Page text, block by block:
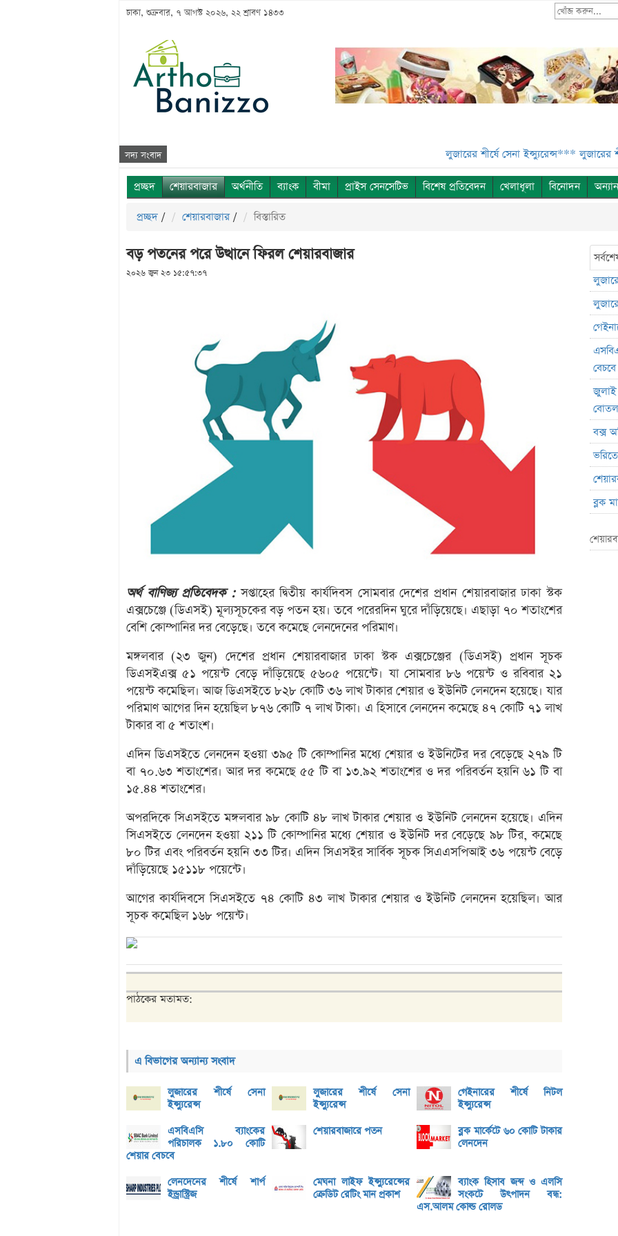
ঢাকা, শুক্রবার, ৭ আগস্ট ২০২৬, ২২ শ্রাবণ ১৪৩৩
সদ্য সংবাদ লুজারের শীর্ষে সেনা ইন্স্যুরেন্স*** লুজারের শীর্ষে
প্রচ্ছদ শেয়ারবাজার অর্থনীতি ব্যাংক বীমা প্রাইস সেনসেটিভ বিশেষ প্রতিবেদন খেলাধূলা বিনোদন
প্রচ্ছদ / শেয়ারবাজার / বিস্তারিত
বড় পতনের পরে উত্থানে ফিরল শেয়ারবাজার
২০২৬ জুন ২৩ ১৫:৫৭:৩৭
অর্থ বাণিজ্য প্রতিবেদক :সপ্তাহের দ্বিতীয় কার্যদিবস সোমবার দেশের প্রধান শেয়ারবাজার ঢাকা স্টক
এক্সচেঞ্জে (ডিএসই) মূল্যসূচকের বড় পতন হয়। তবে পরেরদিন ঘুরে দাঁড়িয়েছে। এছাড়া ৭০ শতাংশের
বেশি কোম্পানির দর বেড়েছে। তবে কমেছে লেনদেনের পরিমাণ।
মঙ্গলবার (২৩ জুন) দেশের প্রধান শেয়ারবাজার ঢাকা স্টক এক্সচেঞ্জের (ডিএসই) প্রধান সূচক
ডিএসইএক্স ৫১ পয়েন্ট বেড়ে দাঁড়িয়েছে ৫৬০৫ পয়েন্টে। যা সোমবার ৮৬ পয়েন্ট ও রবিবার ২১
পয়েন্ট কমেছিল। আজ ডিএসইতে ৮২৮ কোটি ৩৬ লাখ টাকার শেয়ার ও ইউনিট লেনদেন হয়েছে। যার
পরিমাণ আগের দিন হয়েছিল ৮৭৬ কোটি ৭ লাখ টাকা। এ হিসাবে লেনদেন কমেছে ৪৭ কোটি ৭১ লাখ
টাকার বা ৫ শতাংশ।
এদিন ডিএসইতে লেনদেন হওয়া ৩৯৫ টি কোম্পানির মধ্যে শেয়ার ও ইউনিটের দর বেড়েছে ২৭৯ টি
বা ৭০.৬৩ শতাংশের। আর দর কমেছে ৫৫ টি বা ১৩.৯২ শতাংশের ও দর পরিবর্তন হয়নি ৬১ টি বা
১৫.৪৪ শতাংশের।
অপরদিকে সিএসইতে মঙ্গলবার ৯৮ কোটি ৪৮ লাখ টাকার শেয়ার ও ইউনিট লেনদেন হয়েছে। এদিন
সিএসইতে লেনদেন হওয়া ২১১ টি কোম্পানির মধ্যে শেয়ার ও ইউনিট দর বেড়েছে ৯৮ টির, কমেছে
৮০ টির এবং পরিবর্তন হয়নি ৩৩ টির। এদিন সিএসইর সার্বিক সূচক সিএএসপিআই ৩৬ পয়েন্ট বেড়ে
দাঁড়িয়েছে ১৫১১৮ পয়েন্টে।
আগের কার্যদিবসে সিএসইতে ৭৪ কোটি ৪৩ লাখ টাকার শেয়ার ও ইউনিট লেনদেন হয়েছিল। আর
সূচক কমেছিল ১৬৮ পয়েন্ট।
পাঠকের মতামত:
এ বিভাগের অন্যান্য সংবাদ
লুজারের শীর্ষে সেনা
ইন্স্যুরেন্স
লুজারের শীর্ষে সেনা
ইন্স্যুরেন্স
গেইনারের শীর্ষে নিটল
ইন্স্যুরেন্স
এসবিএসি ব্যাংকের
পরিচালক ১.৮০ কোটি
শেয়ার বেচবে
শেয়ারবাজারে পতন
ব্লক মার্কেটে ৬০ কোটি টাকার
লেনদেন
লেনদেনের শীর্ষে শার্প
ইন্ড্রাস্ট্রিজ
মেঘনা লাইফ ইন্স্যুরেন্সের
ক্রেডিট রেটিং মান প্রকাশ
ব্যাংক হিসাব জব্দ ও এলসি
সংকটে উৎপাদন বন্ধ:
এস.আলম কোল্ড রোলড
বেচবে
জুলাই
বোতল
বক্স
ব্লক